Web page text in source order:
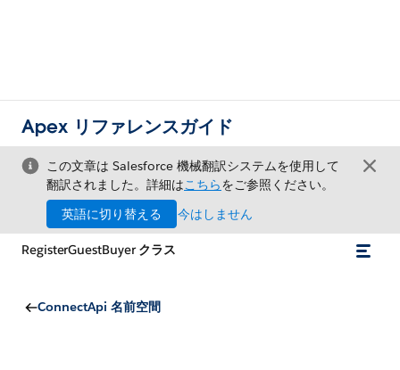
Apex リファレンスガイド
この文章は Salesforce 機械翻訳システムを使用して
翻訳されました。詳細はこちらをご参照ください。
英語に切り替える
今はしません
RegisterGuestBuyer クラス
ConnectApi 名前空間